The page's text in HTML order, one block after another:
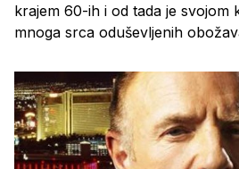
krajem 60-ih i od tada je svojom
mnoga srca oduševljenih